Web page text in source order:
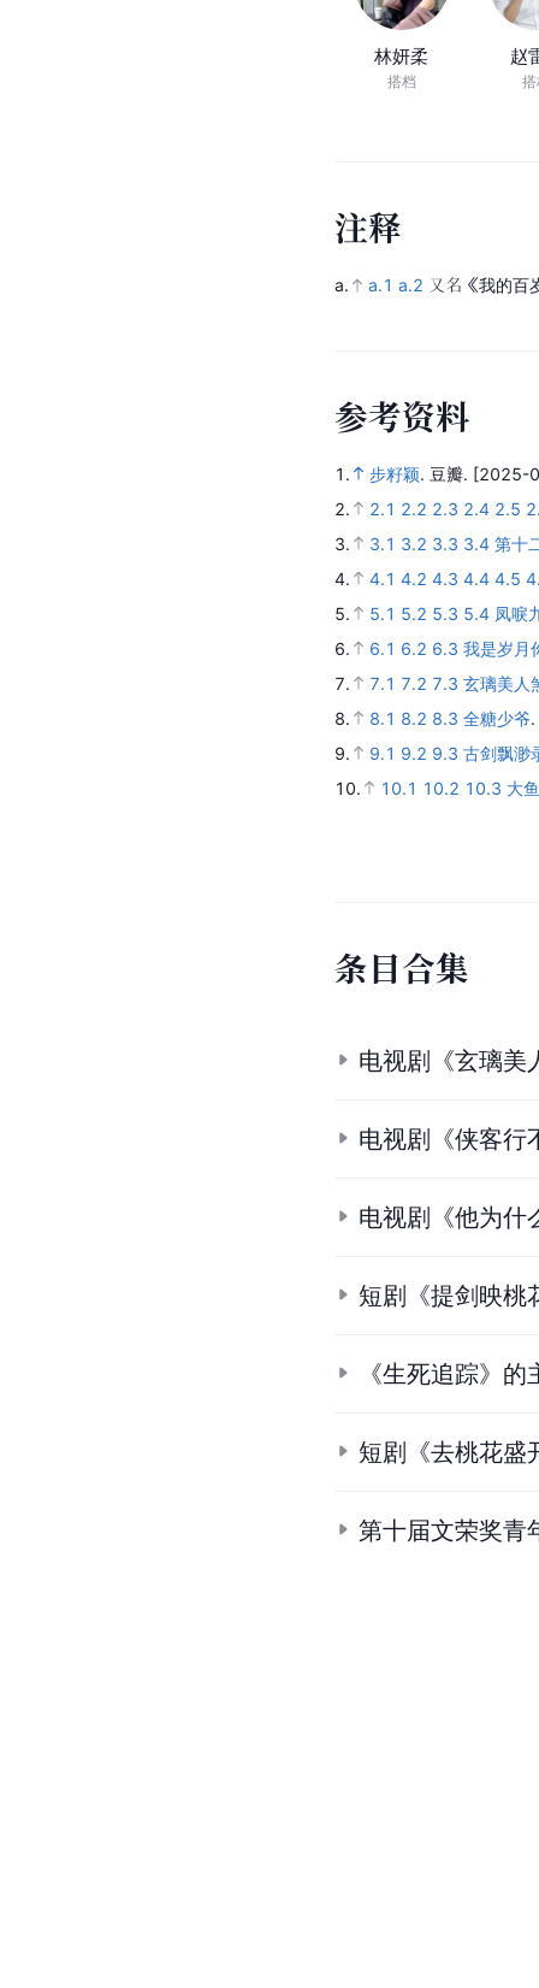
林妍柔
搭档
赵
注释
a. a.1 a.2 又名《我的百
参考资料
1. 步籽颖. 豆瓣. [2025-
2.
2.1 2.2 2.3 2.4 2.5
3.
3.1 3.2 3.3 3.4 第十
4.
4.1 4.2 4.3 4.4 4.5
5.
5.1 5.2 5.3 5.4 凤唳
6.
6.1 6.2 6.3 我是岁月
7.
7.1 7.2 7.3 玄璃美人
8.
8.1 8.2 8.3 全糖少爷.
9.
9.1 9.2 9.3 古剑飘渺
10.
10.1 10.2 10.3 大
条目合集
电视剧《玄璃美
电视剧《侠客行
电视剧《他为什
短剧《提剑映桃
《生死追踪》的
短剧《去桃花盛
第十届文荣奖青